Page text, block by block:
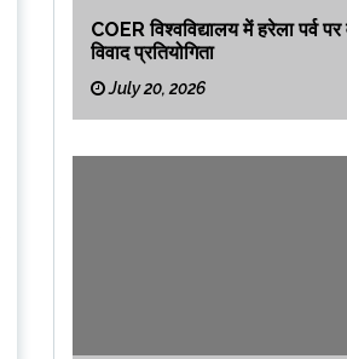
COER विश्वविद्यालय में हरेला पर्व पर
विवाद प्रतियोगिता
July 20, 2026